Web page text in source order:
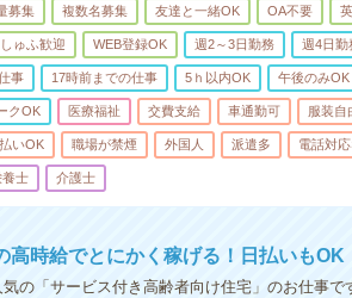
募集 複数名募集 友達と一緒OK OA不要
しゅふ歓迎 WEB登録OK 週2～3日勤務 週4日勤
事 17時前までの仕事 5ｈ以内OK 午後のみOK
クOK 医療福祉 交費支給 車通勤可 服装自
いOK 職場が禁煙 外国人 派遣多 電話対応
養士 介護士
時給でとにかく稼げる！日払いもOK
「サービス付き高齢者向け住宅」のお仕事で